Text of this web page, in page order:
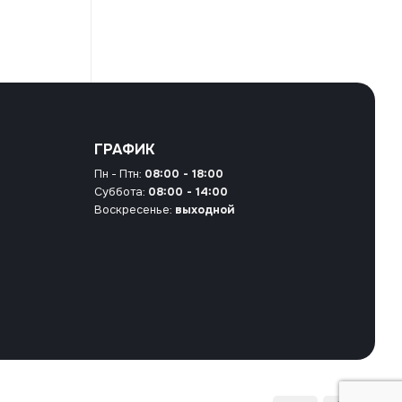
ГРАФИК
Пн - Птн: 08:00 - 18:00
Суббота: 08:00 - 14:00
Воскресенье: выходной